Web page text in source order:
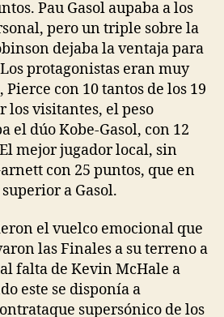
Pau Gasol aupaba a los
pero un triple sobre la
dejaba la ventaja para
protagonistas eran muy
Pierce con 10 tantos de los 19
los visitantes, el peso
el dúo Kobe-Gasol, con 12
mejor jugador local, sin
con 25 puntos, que en
a Gasol.
el vuelco emocional que
las Finales a su terreno a
falta de Kevin McHale a
este se disponía a
supersónico de los